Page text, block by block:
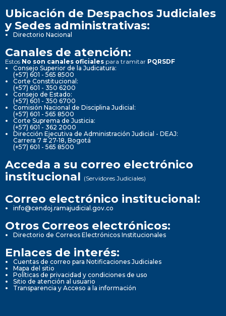
Ubicación de Despachos Judiciales
y Sedes administrativas:
Directorio Nacional
Canales de atención:
Estos No son canales oficiales para tramitar PQRSDF
Consejo Superior de la Judicatura:
(+57) 601 - 565 8500
Corte Constitucional:
(+57) 601 - 350 6200
Consejo de Estado:
(+57) 601 - 350 6700
Comisión Nacional de Disciplina Judicial:
(+57) 601 - 565 8500
Corte Suprema de Justicia:
(+57) 601 - 362 2000
Dirección Ejecutiva de Administración Judicial - DEAJ:
Carrera 7 # 27-18, Bogotá
(+57) 601 - 565 8500
Acceda a su correo electrónico
institucional (Servidores Judiciales)
Correo electrónico institucional:
info@cendoj.ramajudicial.gov.co
Otros Correos electrónicos:
Directorio de Correos Electrónicos Institucionales
Enlaces de interés:
Cuentas de correo para Notificaciones Judiciales
Mapa del sitio
Políticas de privacidad y condiciones de uso
Sitio de atención al usuario
Transparencia y Acceso a la información